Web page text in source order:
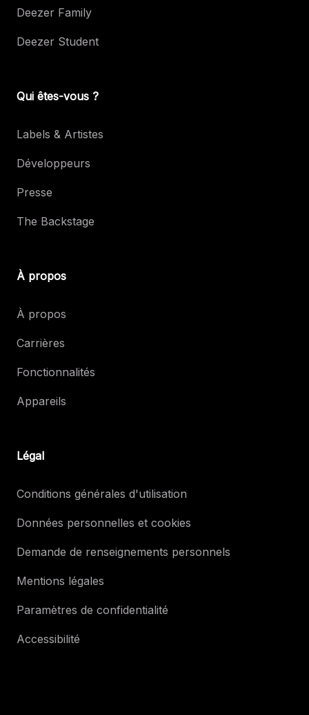
Deezer Family
Deezer Student
Qui êtes-vous ?
Labels & Artistes
Développeurs
Presse
The Backstage
À propos
À propos
Carrières
Fonctionnalités
Appareils
Légal
Conditions générales d'utilisation
Données personnelles et cookies
Demande de renseignements personnels
Mentions légales
Paramètres de confidentialité
Accessibilité